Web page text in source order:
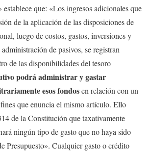
que: «Los ingresos adicionales que
de la aplicación de las disposiciones de
luego de costos, gastos, inversiones y
de pasivos, se registran
de las disponibilidades del tesoro
podrá administrar y gastar
esos fondosen relación con un
que enuncia el mismo artículo. Ello
de la Constitución que taxativamente
ningún tipo de gasto que no haya sido
Presupuesto». Cualquier gasto o crédito